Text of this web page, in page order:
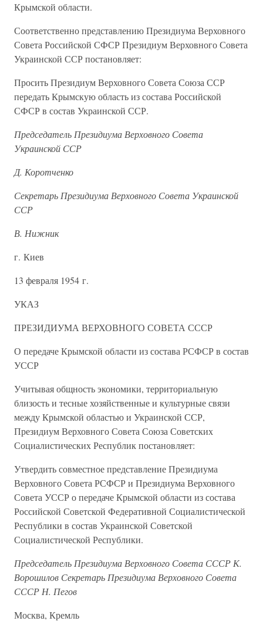
Крымской области.
Соответственно представлению Президиума Верховного
Совета Российской СФСР Президиум Верховного Совета
Украинской ССР постановляет:
Просить Президиум Верховного Совета Союза ССР
передать Крымскую область из состава Российской
СФСР в состав Украинской ССР.
Председатель Президиума Верховного Совета
Украинской ССР
Д. Коротченко
Секретарь Президиума Верховного Совета Украинской
ССР
В. Нижник
г. Киев
13 февраля 1954 г.
УКАЗ
ПРЕЗИДИУМА ВЕРХОВНОГО СОВЕТА СССР
О передаче Крымской области из состава РСФСР в состав
УССР
Учитывая общность экономики, территориальную
близость и тесные хозяйственные и культурные связи
между Крымской областью и Украинской ССР,
Президиум Верховного Совета Союза Советских
Социалистических Республик постановляет:
Утвердить совместное представление Президиума
Верховного Совета РСФСР и Президиума Верховного
Совета УССР о передаче Крымской области из состава
Российской Советской Федеративной Социалистической
Республики в состав Украинской Советской
Социалистической Республики.
Председатель Президиума Верховного Совета СССР К.
Ворошилов Секретарь Президиума Верховного Совета
СССР Н. Пегов
Москва, Кремль